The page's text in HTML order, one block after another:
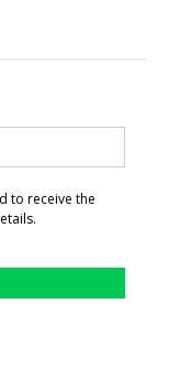
to receive the